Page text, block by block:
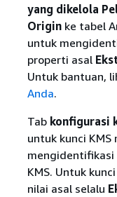
yang dikelola
Originke tabel
untuk
properti asal
Untuk bantuan,
Anda.
Tab konfigurasi
untuk kunci KMS
mengidentifikasi
KMS. Untuk
nilai asal selalu